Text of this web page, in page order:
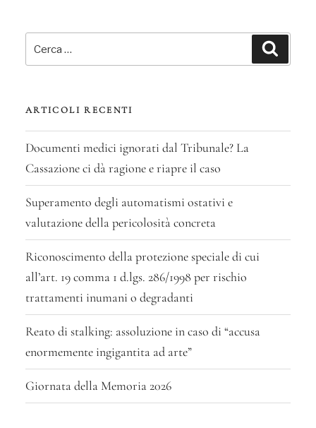
dà
alla
sussidiaria”
ok er
dI A vi
Cerca:
ARTICOLI RECENTI
Documenti medici ignorati dal Tribunale? La
Cassazione ci dà ragione e riapre il caso
Superamento degli automatismi ostativi e
valutazione della pericolosità concreta
Riconoscimento della protezione speciale di cui
all’art. 19 comma 1 d.lgs. 286/1998 per rischio
trattamenti inumani o degradanti
Reato di stalking: assoluzione in caso di “accusa
enormemente ingigantita ad arte”
Giornata della Memoria 2026